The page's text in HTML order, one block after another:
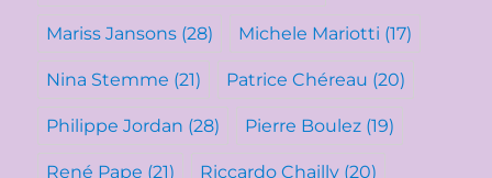
Mariss Jansons (28) Michele Mariotti (17)
Nina Stemme (21) Patrice Chéreau (20)
Philippe Jordan (28) Pierre Boulez (19)
René Pape (21) Riccardo Chailly (20)